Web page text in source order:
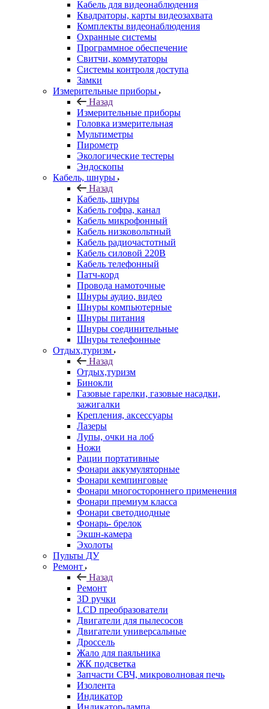
Кабель для видеонаблюдения
Квадраторы, карты видеозахвата
Комплекты видеонаблюдения
Охранные системы
Программное обеспечение
Свитчи, коммутаторы
Системы контроля доступа
Замки
Измерительные приборы
Назад
Измерительные приборы
Головка измерительная
Мультиметры
Пирометр
Экологические тестеры
Эндоскопы
Кабель, шнуры
Назад
Кабель, шнуры
Кабель гофра, канал
Кабель микрофонный
Кабель низковольтный
Кабель радиочастотный
Кабель силовой 220В
Кабель телефонный
Патч-корд
Провода намоточные
Шнуры аудио, видео
Шнуры компьютерные
Шнуры питания
Шнуры соединительные
Шнуры телефонные
Отдых,туризм
Назад
Отдых,туризм
Бинокли
Газовые гарелки, газовые насадки,
зажигалки
Крепления, аксессуары
Лазеры
Лупы, очки на лоб
Ножи
Рации портативные
Фонари аккумуляторные
Фонари кемпинговые
Фонари многостороннего применения
Фонари премиум класса
Фонари светодиодные
Фонарь- брелок
Экшн-камера
Эхолоты
Пульты ДУ
Ремонт
Назад
Ремонт
3D ручки
LCD преобразователи
Двигатели для пылесосов
Двигатели универсальные
Дроссель
Жало для паяльника
ЖК подсветка
Запчасти СВЧ, микроволновая печь
Изолента
Индикатор
Индикатор-лампа